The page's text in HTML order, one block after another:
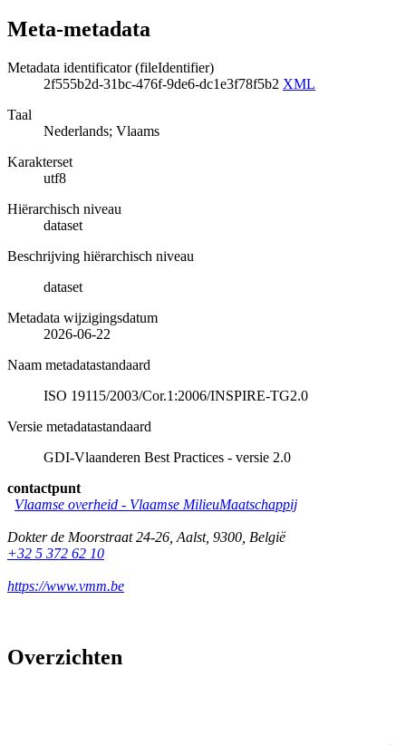
Meta-metadata
Metadata identificator (fileIdentifier)
2f555b2d-31bc-476f-9de6-dc1e3f78f5b2 XML
Taal
Nederlands; Vlaams
Karakterset
utf8
Hiërarchisch niveau
dataset
Beschrijving hiërarchisch niveau
dataset
Metadata wijzigingsdatum
2026-06-22
Naam metadatastandaard
ISO 19115/2003/Cor.1:2006/INSPIRE-TG2.0
Versie metadatastandaard
GDI-Vlaanderen Best Practices - versie 2.0
contactpunt
Vlaamse overheid - Vlaamse MilieuMaatschappij
Dokter de Moorstraat 24-26 Aalst, 9300 België
+32 5 372 62 10
https://www.vmm.be
Overzichten